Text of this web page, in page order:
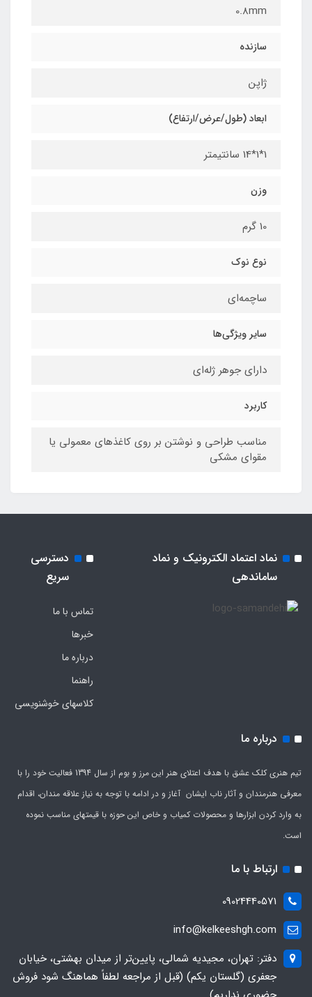
0.8mm
سازنده
ژاپن
ابعاد (طول/عرض/ارتفاع)
1*1*14 سانتیمتر
وزن
10 گرم
نوع نوک
ساچمه‌ای
سایر ویژگی‌ها
دارای جوهر ژله‌ای
کاربرد
مناسب طراحی و نوشتن بر روی کاغذهای معمولی یا
مقوای مشکی
نماد اعتماد الکترونیک و نماد
ساماندهی
دسترسی
سریع
تماس با ما
خبرها
درباره ما
راهنما
کلاسهای خوشنویسی
درباره ما
تیم هنری کلک عشق با هدف اعتلای هنر این مرز و بوم از سال 1394 فعالیت خود را با
معرفی هنرمندان و آثار ناب ایشان آغاز و در ادامه با توجه به نیاز علاقه مندان، اقدام
به وارد کردن ابزارها و محصولات کمیاب و خاص این حوزه با قیمتهای مناسب نموده
است.
ارتباط با ما
09024440571
info@kelkeeshgh.com
دفتر: تهران، مجیدیه شمالی، پایین‌تر از میدان بهشتی، خیابان
جعفری (گلستان یکم) (قبل از مراجعه لطفاً هماهنگ شود فروش